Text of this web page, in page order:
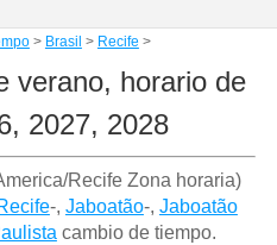
> Brasil > Recife >
verano, horario de
2027, 2028
Recife Zona horaria)
-, Jaboatão-, Jaboatão
cambio de tiempo.